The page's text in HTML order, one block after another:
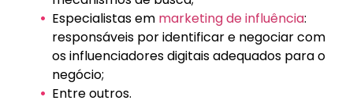
Especialistas em marketing de influência:
responsáveis por identificar e negociar com
os influenciadores digitais adequados para o
negócio;
Entre outros.